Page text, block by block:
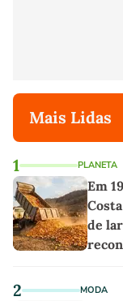
Mais Lidas
1 PLANETA
Em
de
2 MODA